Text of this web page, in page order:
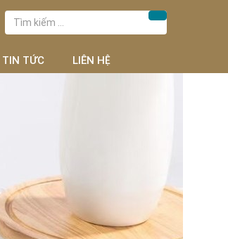
Tìm
kiếm
cho:
Tìm kiếm
TIN TỨC LIÊN HỆ